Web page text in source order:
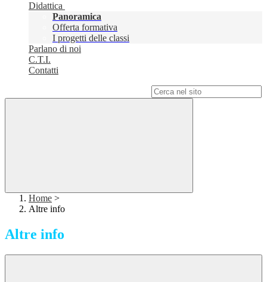
Didattica
Panoramica
Offerta formativa
I progetti delle classi
Parlano di noi
C.T.I.
Contatti
Home >
Altre info
Altre info